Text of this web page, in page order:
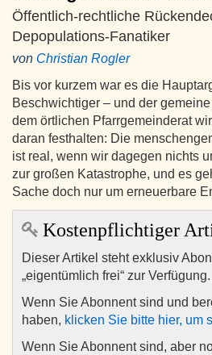
Öffentlich-rechtliche
Depopulations-Fanatiker
von Christian Rogler
Bis vor kurzem war es die
Beschwichtiger – und der
dem örtlichen Pfarrgemeinderat
daran festhalten: Die
ist real, wenn wir dagegen nichts
zur großen Katastrophe, und es
Sache doch nur um erneuerbare
Kostenpflichtiger
Dieser Artikel steht exklusiv
„eigentümlich frei“ zur Verfügung.
Wenn Sie Abonnent sind und
haben, klicken Sie bitte hier, um
Wenn Sie Abonnent sind, aber